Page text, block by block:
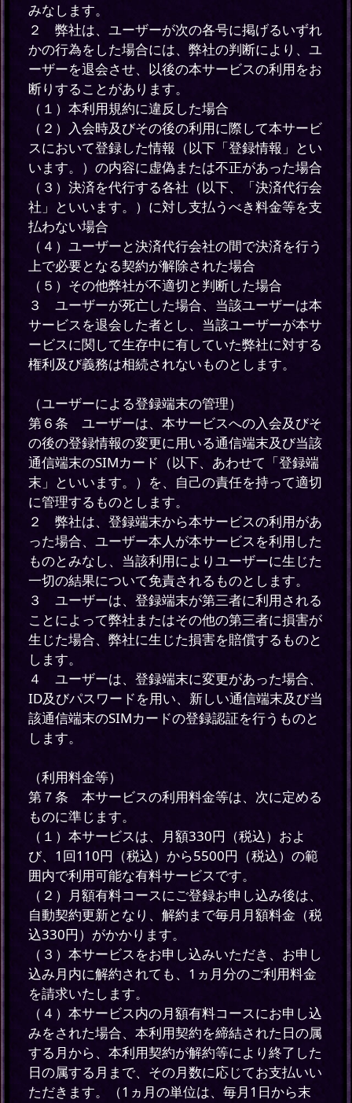
みなします。
２ 弊社は、ユーザーが次の各号に掲げるいずれ
かの行為をした場合には、弊社の判断により、ユ
ーザーを退会させ、以後の本サービスの利用をお
断りすることがあります。
（１）本利用規約に違反した場合
（２）入会時及びその後の利用に際して本サービ
スにおいて登録した情報（以下「登録情報」とい
います。）の内容に虚偽または不正があった場合
（３）決済を代行する各社（以下、「決済代行会
社」といいます。）に対し支払うべき料金等を支
払わない場合
（４）ユーザーと決済代行会社の間で決済を行う
上で必要となる契約が解除された場合
（５）その他弊社が不適切と判断した場合
３ ユーザーが死亡した場合、当該ユーザーは本
サービスを退会した者とし、当該ユーザーが本サ
ービスに関して生存中に有していた弊社に対する
権利及び義務は相続されないものとします。
（ユーザーによる登録端末の管理）
第６条 ユーザーは、本サービスへの入会及びそ
の後の登録情報の変更に用いる通信端末及び当該
通信端末のSIMカード（以下、あわせて「登録端
末」といいます。）を、自己の責任を持って適切
に管理するものとします。
２ 弊社は、登録端末から本サービスの利用があ
った場合、ユーザー本人が本サービスを利用した
ものとみなし、当該利用によりユーザーに生じた
一切の結果について免責されるものとします。
３ ユーザーは、登録端末が第三者に利用される
ことによって弊社またはその他の第三者に損害が
生じた場合、弊社に生じた損害を賠償するものと
します。
４ ユーザーは、登録端末に変更があった場合、
ID及びパスワードを用い、新しい通信端末及び当
該通信端末のSIMカードの登録認証を行うものと
します。
（利用料金等）
第７条 本サービスの利用料金等は、次に定める
ものに準じます。
（１）本サービスは、月額330円（税込）およ
び、1回110円（税込）から5500円（税込）の範
囲内で利用可能な有料サービスです。
（２）月額有料コースにご登録お申し込み後は、
自動契約更新となり、解約まで毎月月額料金（税
込330円）がかかります。
（３）本サービスをお申し込みいただき、お申し
込み月内に解約されても、1ヵ月分のご利用料金
を請求いたします。
（４）本サービス内の月額有料コースにお申し込
みをされた場合、本利用契約を締結された日の属
する月から、本利用契約が解約等により終了した
日の属する月まで、その月数に応じてお支払いい
ただきます。（1ヵ月の単位は、毎月1日から末